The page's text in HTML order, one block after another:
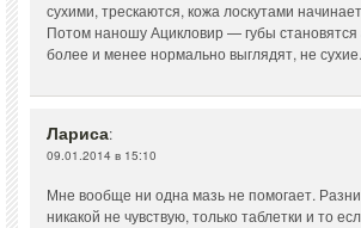
сухими, трескаются, кожа лоскутами
Потом наношу Ацикловир — губы
более и менее нормально выглядят, не сухие.
Лариса:
09.01.2014 в 15:10
Мне вообще ни одна мазь не помогает.
никакой не чувствую, только таблетки и то